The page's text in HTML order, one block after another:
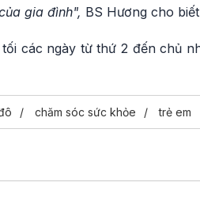
gia đình", BS Hương cho biết
các ngày từ thứ 2 đến chủ
chăm sóc sức khỏe trẻ em